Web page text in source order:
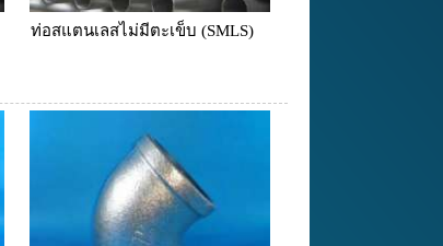
ท่อสแตนเลสไม่มีตะเข็บ (SMLS)